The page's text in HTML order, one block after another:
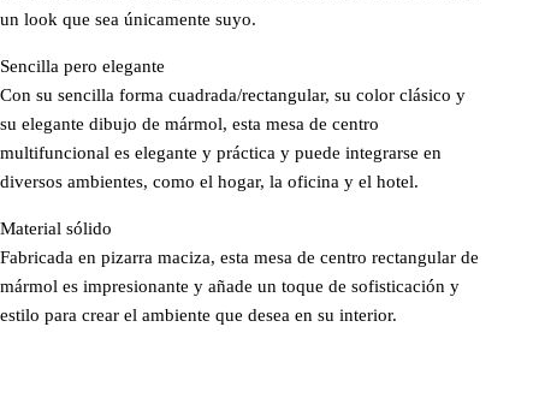
un look que sea únicamente suyo.
Sencilla pero elegante
Con su sencilla forma cuadrada/rectangular, su color clásico y
su elegante dibujo de mármol, esta mesa de centro
multifuncional es elegante y práctica y puede integrarse en
diversos ambientes, como el hogar, la oficina y el hotel.
Material sólido
Fabricada en pizarra maciza, esta mesa de centro rectangular de
mármol es impresionante y añade un toque de sofisticación y
estilo para crear el ambiente que desea en su interior.